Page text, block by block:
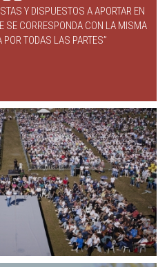
Y DISPUESTOS A APORTAR EN
SE CORRESPONDA CON LA MISMA
TODAS LAS PARTES”